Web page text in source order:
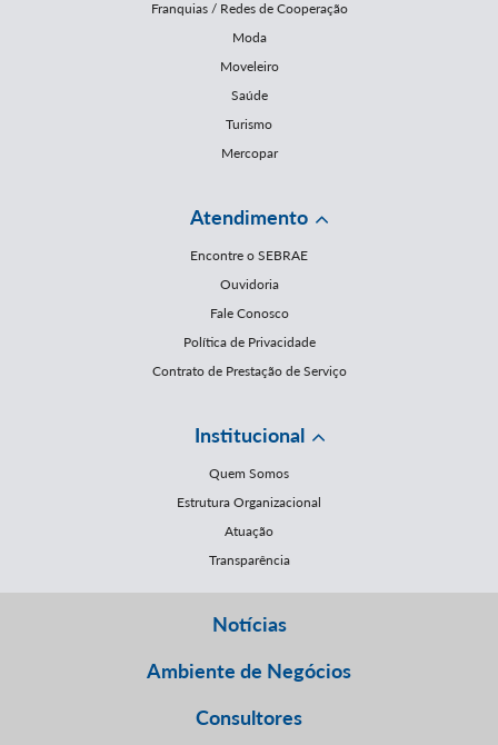
Franquias / Redes de Cooperação
Moda
Moveleiro
Saúde
Turismo
Mercopar
Atendimento
Encontre o SEBRAE
Ouvidoria
Fale Conosco
Política de Privacidade
Contrato de Prestação de Serviço
Institucional
Quem Somos
Estrutura Organizacional
Atuação
Transparência
Notícias
Ambiente de Negócios
Consultores